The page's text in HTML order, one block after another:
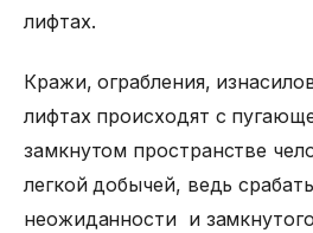
лифтах.
Кражи, ограбления,
лифтах происходят с
замкнутом пространстве
легкой добычей, ведь
неожиданности и